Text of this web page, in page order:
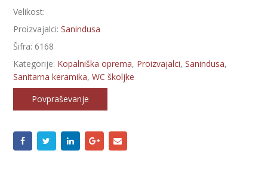
Velikost:
Proizvajalci: Sanindusa
Šifra: 6168
Kategorije: Kopalniška oprema, Proizvajalci, Sanindusa,
Sanitarna keramika, WC školjke
Povpraševanje